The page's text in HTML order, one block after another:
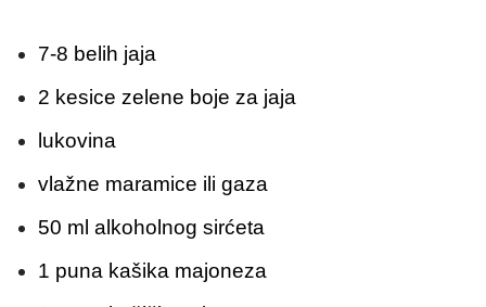
7-8 belih jaja
2 kesice zelene boje za jaja
lukovina
vlažne maramice ili gaza
50 ml alkoholnog sirćeta
1 puna kašika majoneza